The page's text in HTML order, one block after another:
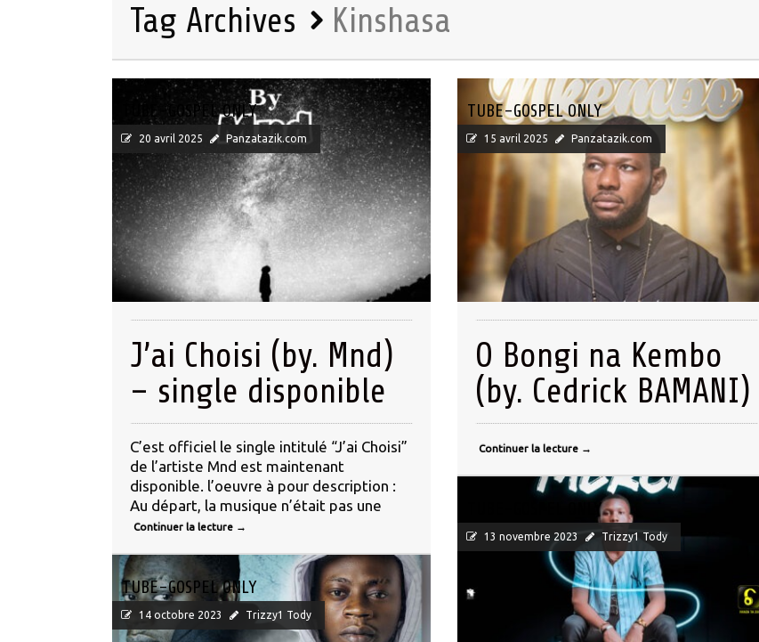
Tag Archives Kinshasa
TUBE-GOSPEL ONLY
20 avril 2025 Panzatazik.com
J’ai Choisi (by. Mnd)
– single disponible
C’est officiel le single intitulé “J’ai Choisi”
de l’artiste Mnd est maintenant
disponible. l’oeuvre à pour description :
Au départ, la musique n’était pas une
Continuer la lecture →
TUBE-GOSPEL ONLY
15 avril 2025 Panzatazik.com
O Bongi na Kembo
(by. Cedrick BAMANI)
Continuer la lecture →
TUBE-GOSPEL ONLY
13 novembre 2023 Trizzy1 Tody
TUBE-GOSPEL ONLY
14 octobre 2023 Trizzy1 Tody